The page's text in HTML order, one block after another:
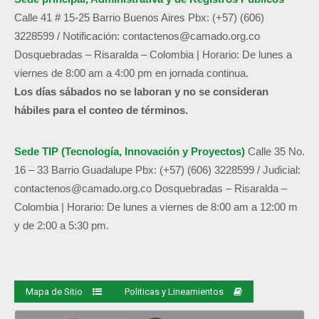
Calle 41 # 15-25 Barrio Buenos Aires Pbx: (+57) (606)
3228599 / Notificación: contactenos@camado.org.co
Dosquebradas – Risaralda – Colombia | Horario: De lunes a
viernes de 8:00 am a 4:00 pm en jornada continua.
Los días sábados no se laboran y no se consideran
hábiles para el conteo de términos.
Sede TIP (Tecnología, Innovación y Proyectos) Calle 35 No.
16 – 33 Barrio Guadalupe Pbx: (+57) (606) 3228599 / Judicial:
contactenos@camado.org.co Dosquebradas – Risaralda –
Colombia | Horario: De lunes a viernes de 8:00 am a 12:00 m
y de 2:00 a 5:30 pm.
Mapa de Sitio Politicas y Lineamientos